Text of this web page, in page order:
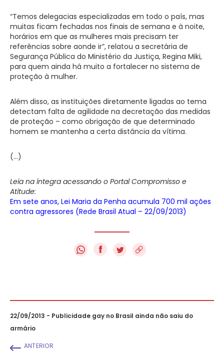
“Temos delegacias especializadas em todo o país, mas
muitas ficam fechadas nos finais de semana e à noite,
horários em que as mulheres mais precisam ter
referências sobre aonde ir”, relatou a secretária de
Segurança Pública do Ministério da Justiça, Regina Miki,
para quem ainda há muito a fortalecer no sistema de
proteção à mulher.
Além disso, as instituições diretamente ligadas ao tema
detectam falta de agilidade na decretação das medidas
de proteção – como obrigação de que determinado
homem se mantenha a certa distância da vítima.
(…)
Leia na íntegra acessando o Portal Compromisso e
Atitude:
Em sete anos, Lei Maria da Penha acumula 700 mil ações
contra agressores (Rede Brasil Atual – 22/09/2013)
f
22/09/2013 - Publicidade gay no Brasil ainda não saiu do
armário
ANTERIOR